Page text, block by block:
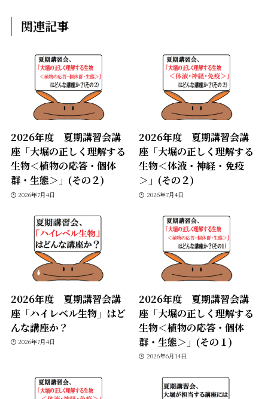
関連記事
2026年度 夏期講習会講
座「大堀の正しく理解する
生物＜植物の応答・個体
群・生態＞」(その２)
2026年7月4日
2026年度 夏期講習会講
座「大堀の正しく理解する
生物＜体液・神経・免疫
＞」(その２)
2026年7月4日
2026年度 夏期講習会講
座「ハイレベル生物」はど
んな講座か？
2026年7月4日
2026年度 夏期講習会講
座「大堀の正しく理解する
生物＜植物の応答・個体
群・生態＞」(その１)
2026年6月14日